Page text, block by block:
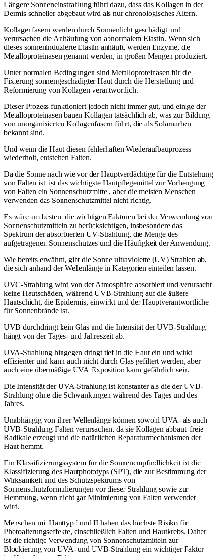
Längere Sonneneinstrahlung führt dazu, dass das Kollagen in der
Dermis schneller abgebaut wird als nur chronologisches Altern.
Kollagenfasern werden durch Sonnenlicht geschädigt und
verursachen die Anhäufung von abnormalem Elastin. Wenn sich
dieses sonneninduzierte Elastin anhäuft, werden Enzyme, die
Metalloproteinasen genannt werden, in großen Mengen produziert.
Unter normalen Bedingungen sind Metalloproteinasen für die
Fixierung sonnengeschädigter Haut durch die Herstellung und
Reformierung von Kollagen verantwortlich.
Dieser Prozess funktioniert jedoch nicht immer gut, und einige der
Metalloproteinasen bauen Kollagen tatsächlich ab, was zur Bildung
von unorganisierten Kollagenfasern führt, die als Solarnarben
bekannt sind.
Und wenn die Haut diesen fehlerhaften Wiederaufbauprozess
wiederholt, entstehen Falten.
Da die Sonne nach wie vor der Hauptverdächtige für die Entstehung
von Falten ist, ist das wichtigste Hautpflegemittel zur Vorbeugung
von Falten ein Sonnenschutzmittel, aber die meisten Menschen
verwenden das Sonnenschutzmittel nicht richtig.
Es wäre am besten, die wichtigen Faktoren bei der Verwendung von
Sonnenschutzmitteln zu berücksichtigen, insbesondere das
Spektrum der absorbierten UV-Strahlung, die Menge des
aufgetragenen Sonnenschutzes und die Häufigkeit der Anwendung.
Wie bereits erwähnt, gibt die Sonne ultraviolette (UV) Strahlen ab,
die sich anhand der Wellenlänge in Kategorien einteilen lassen.
UVC-Strahlung wird von der Atmosphäre absorbiert und verursacht
keine Hautschäden, während UVB-Strahlung auf die äußere
Hautschicht, die Epidermis, einwirkt und der Hauptverantwortliche
für Sonnenbrände ist.
UVB durchdringt kein Glas und die Intensität der UVB-Strahlung
hängt von der Tages- und Jahreszeit ab.
UVA-Strahlung hingegen dringt tief in die Haut ein und wirkt
effizienter und kann auch nicht durch Glas gefiltert werden, aber
auch eine übermäßige UVA-Exposition kann gefährlich sein.
Die Intensität der UVA-Strahlung ist konstanter als die der UVB-
Strahlung ohne die Schwankungen während des Tages und des
Jahres.
Unabhängig von ihrer Wellenlänge können sowohl UVA- als auch
UVB-Strahlung Falten verursachen, da sie Kollagen abbaut, freie
Radikale erzeugt und die natürlichen Reparaturmechanismen der
Haut hemmt.
Ein Klassifizierungssystem für die Sonnenempfindlichkeit ist die
Klassifizierung des Hautphototyps (SPT), die zur Bestimmung der
Wirksamkeit und des Schutzspektrums von
Sonnenschutzformulierungen vor dieser Strahlung sowie zur
Hemmung, wenn nicht gar Minimierung von Falten verwendet
wird.
Menschen mit Hauttyp I und II haben das höchste Risiko für
Photoalterungseffekte, einschließlich Falten und Hautkrebs. Daher
ist die richtige Verwendung von Sonnenschutzmitteln zur
Blockierung von UVA- und UVB-Strahlung ein wichtiger Faktor